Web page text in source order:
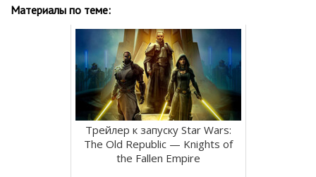
Материалы по теме:
Трейлер к запуску Star Wars:
The Old Republic — Knights of
the Fallen Empire